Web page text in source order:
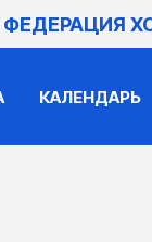
ФЕДЕРАЦИЯ
КАЛЕНДАРЬ